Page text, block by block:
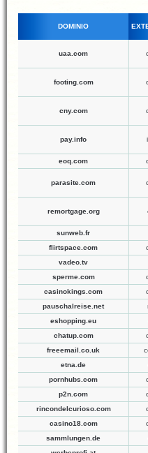
DOMINIO
uaa.com
footing.com
cny.com
pay.info
eoq.com
parasite.com
remortgage.org
sunweb.fr
flirtspace.com
vadeo.tv
sperme.com
casinokings.com
pauschalreise.net
eshopping.eu
chatup.com
freeemail.co.uk
etna.de
pornhubs.com
p2n.com
rincondelcurioso.com
casino18.com
sammlungen.de